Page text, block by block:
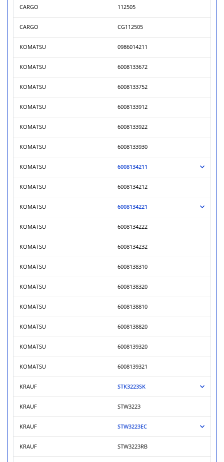
CARGO 112505
CARGO CG112505
KOMATSU 0986014211
KOMATSU 6008133672
KOMATSU 6008133752
KOMATSU 6008133912
KOMATSU 6008133922
KOMATSU 6008133930
KOMATSU 6008134211
KOMATSU 6008134212
KOMATSU 6008134221
KOMATSU 6008134222
KOMATSU 6008134232
KOMATSU 6008138310
KOMATSU 6008138320
KOMATSU 6008138810
KOMATSU 6008138820
KOMATSU 6008139320
KOMATSU 6008139321
KRAUF STK3223SK
KRAUF STW3223
KRAUF STW3223EC
KRAUF STW3223RB